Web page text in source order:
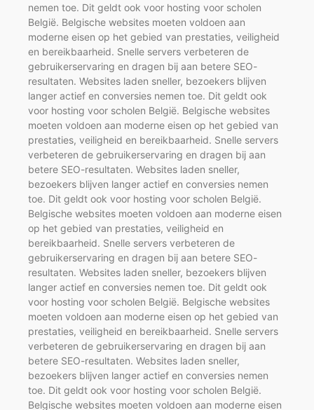
nemen toe. Dit geldt ook voor hosting voor scholen
België. Belgische websites moeten voldoen aan
moderne eisen op het gebied van prestaties, veiligheid
en bereikbaarheid. Snelle servers verbeteren de
gebruikerservaring en dragen bij aan betere SEO-
resultaten. Websites laden sneller, bezoekers blijven
langer actief en conversies nemen toe. Dit geldt ook
voor hosting voor scholen België. Belgische websites
moeten voldoen aan moderne eisen op het gebied van
prestaties, veiligheid en bereikbaarheid. Snelle servers
verbeteren de gebruikerservaring en dragen bij aan
betere SEO-resultaten. Websites laden sneller,
bezoekers blijven langer actief en conversies nemen
toe. Dit geldt ook voor hosting voor scholen België.
Belgische websites moeten voldoen aan moderne eisen
op het gebied van prestaties, veiligheid en
bereikbaarheid. Snelle servers verbeteren de
gebruikerservaring en dragen bij aan betere SEO-
resultaten. Websites laden sneller, bezoekers blijven
langer actief en conversies nemen toe. Dit geldt ook
voor hosting voor scholen België. Belgische websites
moeten voldoen aan moderne eisen op het gebied van
prestaties, veiligheid en bereikbaarheid. Snelle servers
verbeteren de gebruikerservaring en dragen bij aan
betere SEO-resultaten. Websites laden sneller,
bezoekers blijven langer actief en conversies nemen
toe. Dit geldt ook voor hosting voor scholen België.
Belgische websites moeten voldoen aan moderne eisen